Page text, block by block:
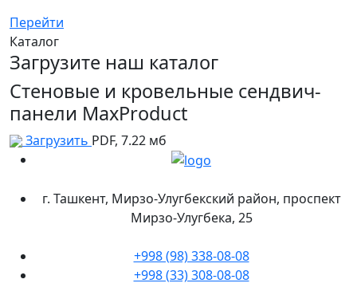
Перейти
Каталог
Загрузите наш каталог
Стеновые и кровельные сендвич-
панели MaxProduct
Загрузить PDF, 7.22 мб
г. Ташкент, Мирзо-Улугбекский район, проспект
Мирзо-Улугбека, 25
+998 (98) 338-08-08
+998 (33) 308-08-08